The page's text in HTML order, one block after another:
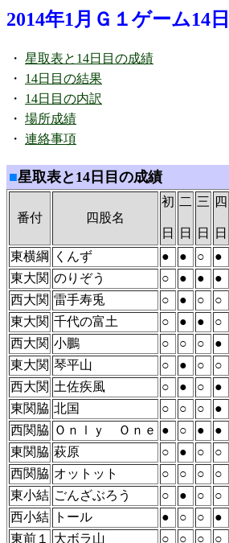
2014年1月Ｇ１ゲーム14
・ 星取表と14日目の成績
・
14日目の結果
・
14日目の内訳
・ 場所成績
・ 連絡事項
■星取表と14日目の成績
番付 四股名
初
日
二
日
三
日
四
日
東横綱
くんず ● ● ○ ●
東大関 のりぞう ○ ● ● ●
西大関 雷手寿兎 ○ ● ○ ○
東大関 千代の富土 ○ ● ● ○
西大関 小鵬 ○ ○ ○ ●
東大関 琴平山 ○ ● ○ ○
西大関 土佐疾風 ○ ● ○ ●
東関脇 北国 ○ ○ ○ ●
西関脇 Ｏｎｌｙ Ｏｎｅ ● ○ ● ●
東関脇 萩原 ○ ● ○ ○
西関脇 オットット ○ ○ ○ ○
東小結 ごんざぶろう ○ ● ○ ○
西小結
トール ● ○ ○ ●
東前１
大ボラ山 ○ ○ ○ ○